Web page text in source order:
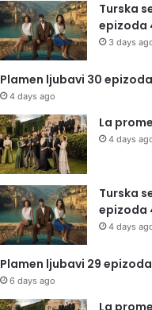
Turska
epizoda
3 days
Plamen ljubavi 30 epizoda
4 days ago
La
4 days
Turska
epizoda
4 days
Plamen ljubavi 29 epizoda
6 days ago
La